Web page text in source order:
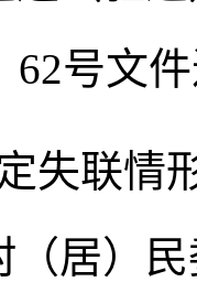
62号文
失联情
（居）